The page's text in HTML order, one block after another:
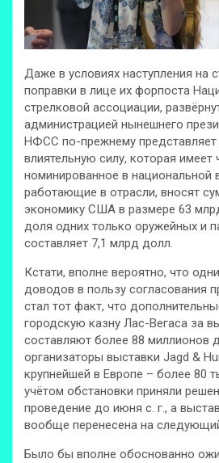
Даже в условиях наступления на
поправки в лице их форпоста
стрелковой ассоциации,
администрацией нынешнего
НФСС по-прежнему
влиятельную силу, которая
номинированное в национальной
работающие в отрасли, вносят
экономику США в размере 63
доля одних только оружейных и
составляет 7,1 млрд долл.
Кстати, вполне вероятно, что
доводов в пользу согласования
стал тот факт, что
городскую казну Лас-Вегаса за
составляют более 88 миллионов
организаторы выставки Jagd &
крупнейшей в Европе – более 80
учётом обстановки приняли
проведение до июня с. г., а
вообще перенесена на
Было бы вполне обоснованно